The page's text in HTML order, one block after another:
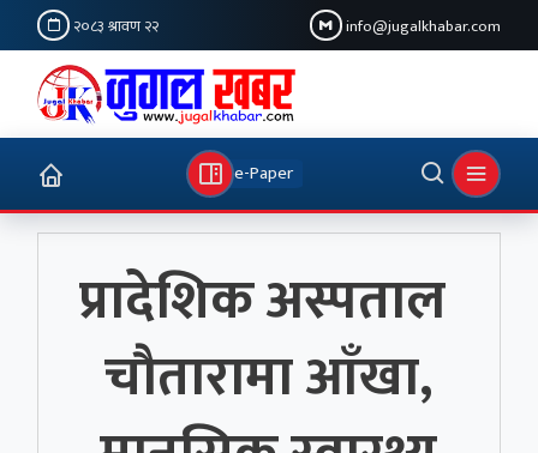
२०८३ श्रावण २२ info@jugalkhabar.com
e-Paper
प्रादेशिक अस्पताल
चौतारामा आँखा,